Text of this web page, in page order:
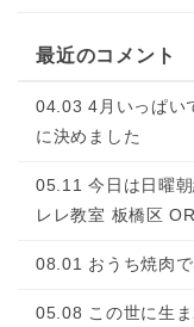
最近のコメント
04.03 4月いっぱい
に決めました
05.11 今日は日曜
レレ教室 板橋区
08.01 おうち焼肉
05.08 この世に生